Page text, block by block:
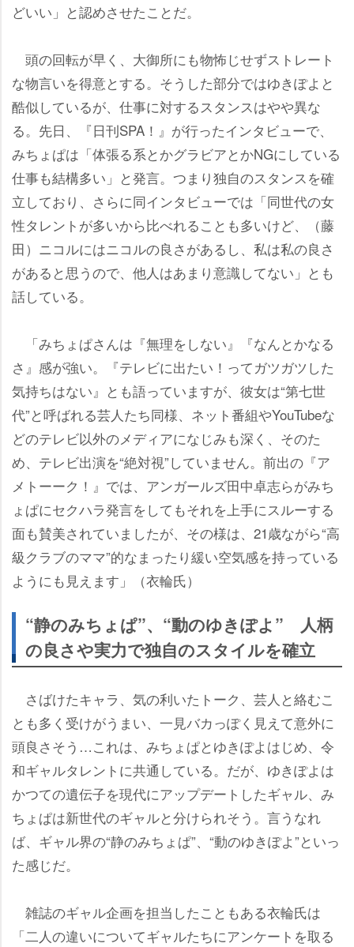
どいい」と認めさせたことだ。
頭の回転が早く、大御所にも物怖じせずストレート
な物言いを得意とする。そうした部分ではゆきぽよと
酷似しているが、仕事に対するスタンスはやや異な
る。先日、『日刊SPA！』が行ったインタビューで、
みちょぱは「体張る系とかグラビアとかNGにしている
仕事も結構多い」と発言。つまり独自のスタンスを確
立しており、さらに同インタビューでは「同世代の女
性タレントが多いから比べれることも多いけど、（藤
田）ニコルにはニコルの良さがあるし、私は私の良さ
があると思うので、他人はあまり意識してない」とも
話している。
「みちょぱさんは『無理をしない』『なんとかなる
さ』感が強い。『テレビに出たい！ってガツガツした
気持ちはない』とも語っていますが、彼女は“第七世
代”と呼ばれる芸人たち同様、ネット番組やYouTubeな
どのテレビ以外のメディアになじみも深く、そのた
め、テレビ出演を“絶対視”していません。前出の『ア
メトーーク！』では、アンガールズ田中卓志らがみち
ょぱにセクハラ発言をしてもそれを上手にスルーする
面も賛美されていましたが、その様は、21歳ながら“高
級クラブのママ”的なまったり緩い空気感を持っている
ようにも見えます」（衣輪氏）
“静のみちょぱ”、“動のゆきぽよ” 人柄
の良さや実力で独自のスタイルを確立
さばけたキャラ、気の利いたトーク、芸人と絡むこ
とも多く受けがうまい、一見バカっぽく見えて意外に
頭良さそう…これは、みちょぱとゆきぽよはじめ、令
和ギャルタレントに共通している。だが、ゆきぽよは
かつての遺伝子を現代にアップデートしたギャル、み
ちょぱは新世代のギャルと分けられそう。言うなれ
ば、ギャル界の“静のみちょぱ”、“動のゆきぽよ”といっ
た感じだ。
雑誌のギャル企画を担当したこともある衣輪氏は
「二人の違いについてギャルたちにアンケートを取る